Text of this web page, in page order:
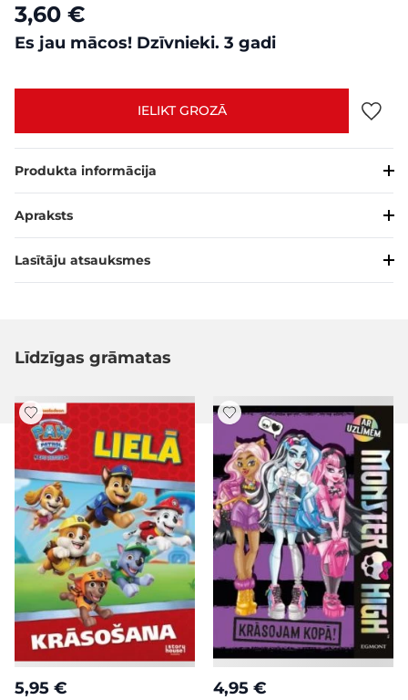
3,60 €
Es jau mācos! Dzīvnieki. 3 gadi
IELIKT GROZĀ
Produkta informācija
Apraksts
Lasītāju atsauksmes
Līdzīgas grāmatas
5,95 € 4,95 €